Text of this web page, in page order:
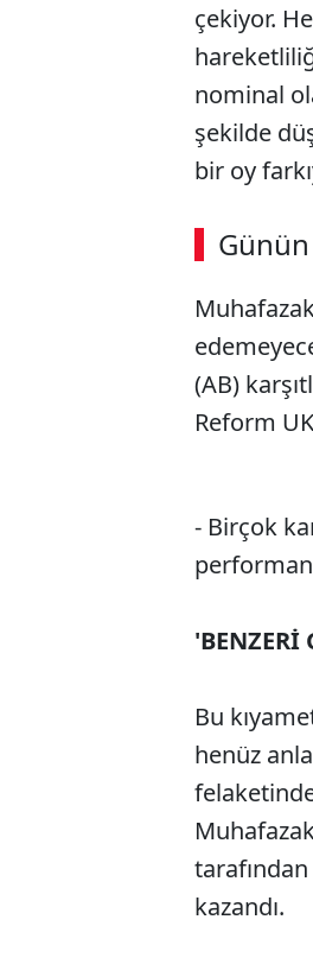
çekiyor.
nominal
şekilde
bir oy
00:02 /
(AB)
Reform
- Birçok
'BENZERİ
Bu
henüz
kazandı.